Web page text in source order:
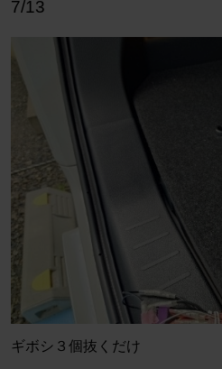
7/13
ギボシ３個抜くだけ